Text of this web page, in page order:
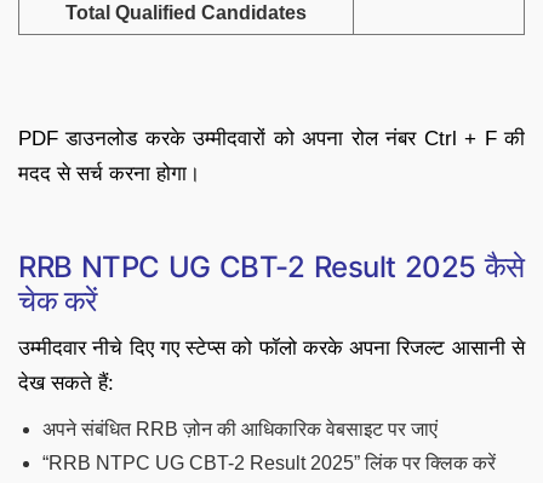
Total Qualified Candidates
PDF डाउनलोड करके उम्मीदवारों को अपना रोल नंबर Ctrl + F की
मदद से सर्च करना होगा।
RRB NTPC UG CBT-2 Result 2025 कैसे
चेक करें
उम्मीदवार नीचे दिए गए स्टेप्स को फॉलो करके अपना रिजल्ट आसानी से
देख सकते हैं:
अपने संबंधित RRB ज़ोन की आधिकारिक वेबसाइट पर जाएं
“RRB NTPC UG CBT-2 Result 2025” लिंक पर क्लिक करें